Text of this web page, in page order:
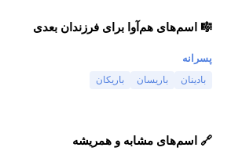
🎼 اسم‌های هم‌آوا برای فرزندان بعدی
پسرانه
بادینان باریسان باریکان
🔗 اسم‌های مشابه و همریشه